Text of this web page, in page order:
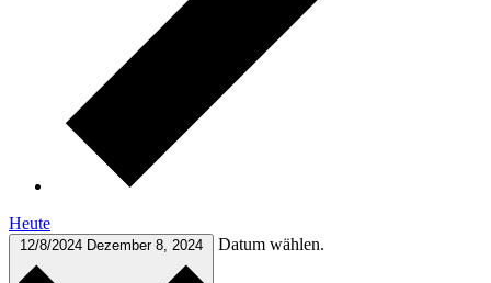
Heute
12/8/2024 Dezember 8, 2024 Datum wählen.